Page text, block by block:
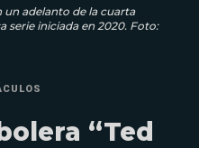
un adelanto de la cuarta
serie iniciada en 2020. Foto:
“Ted